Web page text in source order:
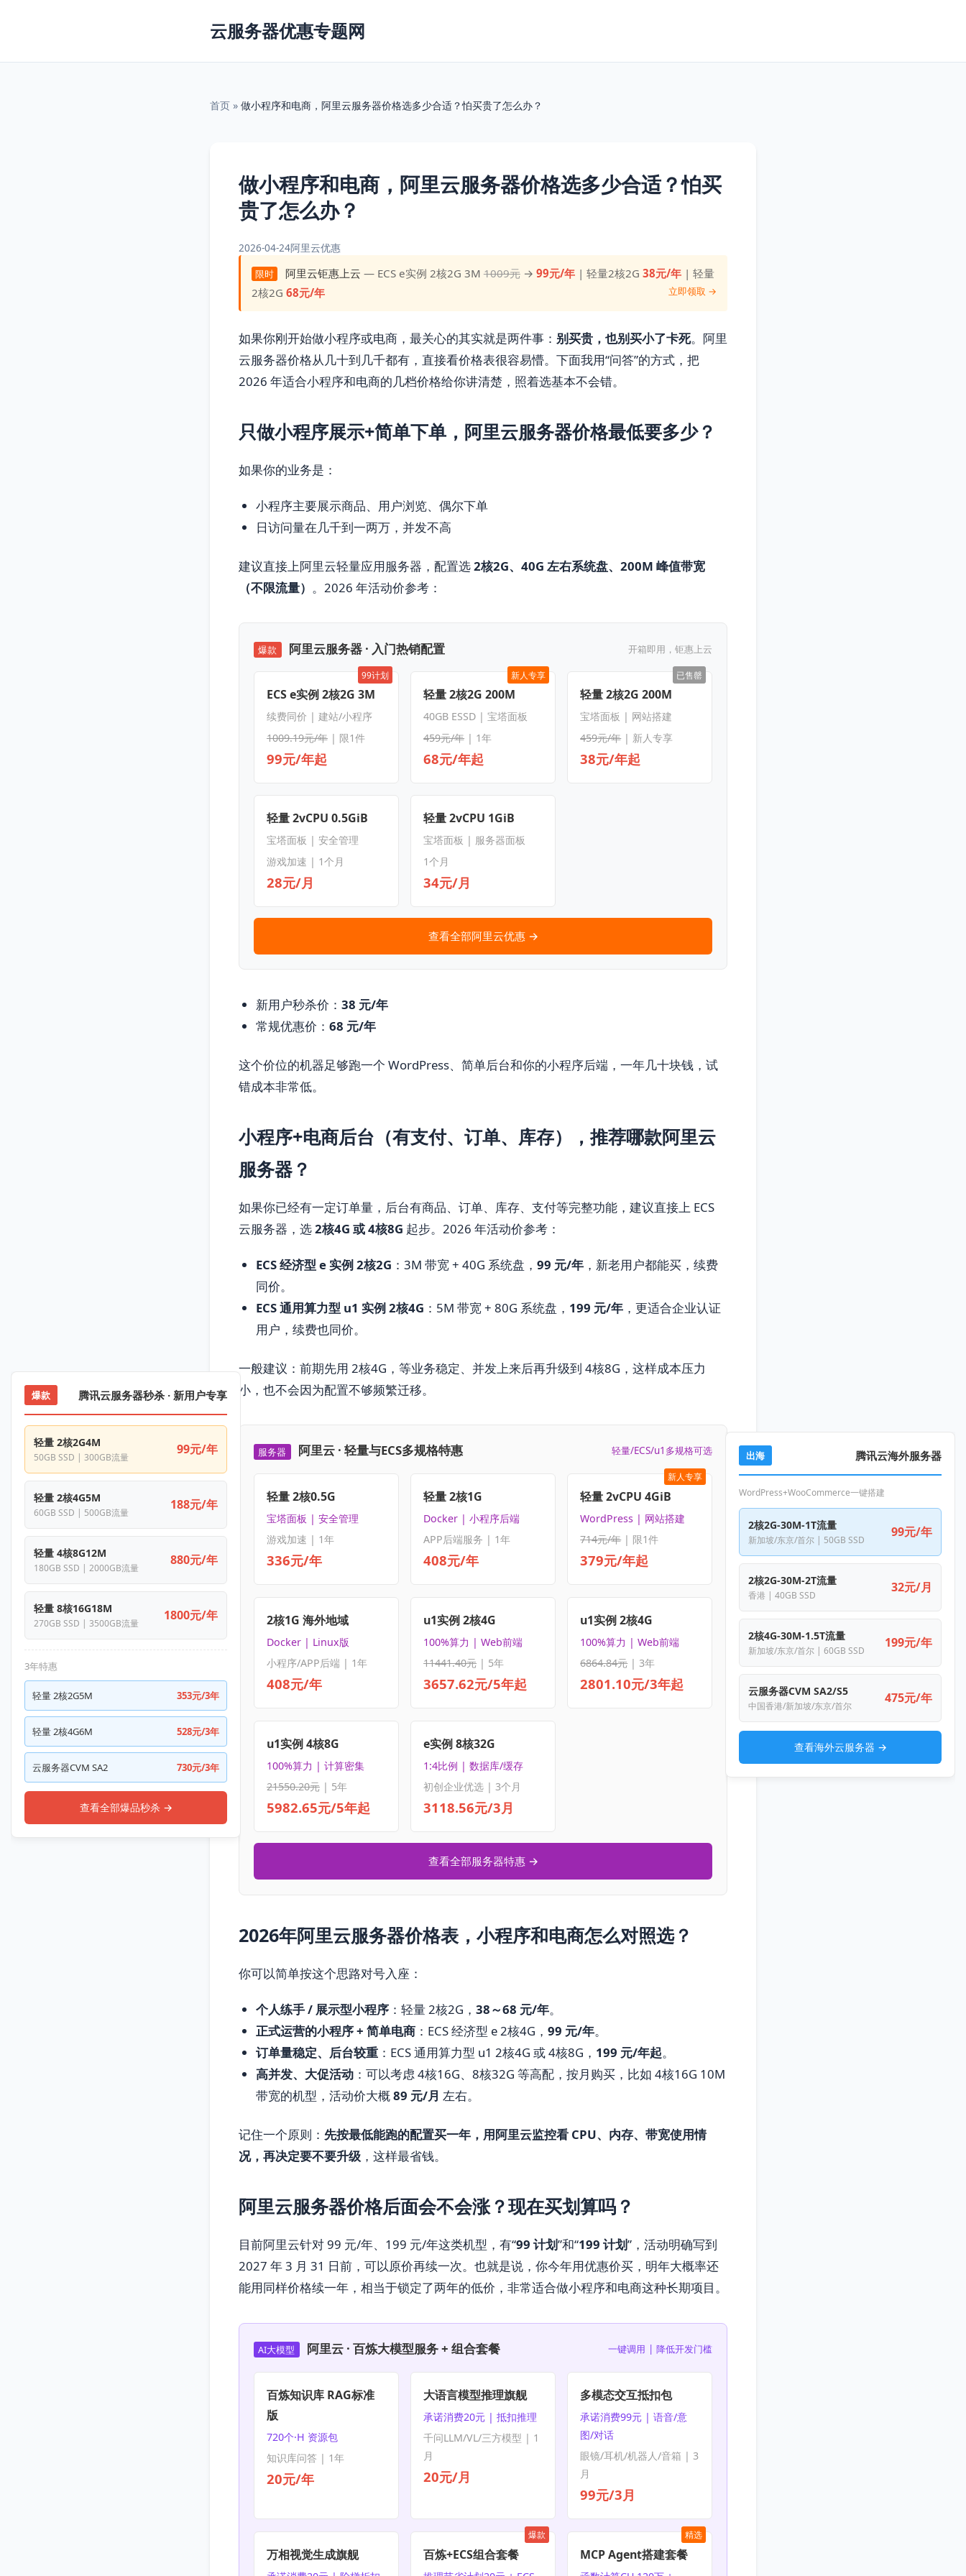
云服务器优惠专题网
首页 » 做小程序和电商，阿里云服务器价格选多少合适？怕买贵了怎么办？
做小程序和电商，阿里云服务器价格选多少合适？怕买
贵了怎么办？
2026-04-24阿里云优惠
限时 阿里云钜惠上云 — ECS e实例 2核2G 3M 1009元→ 99元/年| 轻量2核2G 38元/年| 轻量
2核2G68元/年 立即领取 →
如果你刚开始做小程序或电商，最关心的其实就是两件事： 别买贵，也别买小了卡死。阿里
云服务器价格从几十到几千都有，直接看价格表很容易懵。下面我用“问答”的方式，把
2026 年适合小程序和电商的几档价格给你讲清楚，照着选基本不会错。
只做小程序展示+简单下单，阿里云服务器价格最低要多少？
如果你的业务是：
小程序主要展示商品、用户浏览、偶尔下单
日访问量在几千到一两万，并发不高
建议直接上阿里云轻量应用服务器，配置选2核2G、40G 左右系统盘、200M 峰值带宽
（不限流量） 。2026 年活动价参考：
爆款 阿里云服务器 · 入门热销配置 开箱即用，钜惠上云
99计划
ECS e实例 2核2G 3M
续费同价 | 建站/小程序
1009.19元/年| 限1件
99元/年起
新人专享
轻量 2核2G 200M
40GB ESSD | 宝塔面板
459元/年 | 1年
68元/年起
已售罄
轻量 2核2G 200M
宝塔面板 | 网站搭建
459元/年| 新人专享
38元/年起
轻量 2vCPU 0.5GiB
宝塔面板 | 安全管理
游戏加速 | 1个月
28元/月
轻量 2vCPU 1GiB
宝塔面板 | 服务器面板
1个月
34元/月
查看全部阿里云优惠 →
新用户秒杀价： 38 元/年
常规优惠价： 68 元/年
这个价位的机器足够跑一个 WordPress、简单后台和你的小程序后端，一年几十块钱，试
错成本非常低。
小程序+电商后台（有支付、订单、库存），推荐哪款阿里云
服务器？
如果你已经有一定订单量，后台有商品、订单、库存、支付等完整功能，建议直接上 ECS
云服务器，选2核4G 或 4核8G 起步。2026 年活动价参考：
ECS 经济型 e 实例 2核2G ：3M 带宽 + 40G 系统盘， 99 元/年 ，新老用户都能买，续费
同价。
ECS 通用算力型 u1 实例 2核4G ：5M 带宽 + 80G 系统盘， 199 元/年 ，更适合企业认证
用户，续费也同价。
一般建议：前期先用 2核4G，等业务稳定、并发上来后再升级到 4核8G，这样成本压力
小，也不会因为配置不够频繁迁移。
服务器 阿里云 · 轻量与ECS多规格特惠 轻量/ECS/u1多规格可选
轻量 2核0.5G
宝塔面板 | 安全管理
游戏加速 | 1年
336元/年
轻量 2核1G
Docker | 小程序后端
APP后端服务 | 1年
408元/年
新人专享
轻量 2vCPU 4GiB
WordPress | 网站搭建
714元/年| 限1件
379元/年起
2核1G 海外地域
Docker | Linux版
小程序/APP后端 | 1年
408元/年
u1实例 2核4G
100%算力 | Web前端
11441.40元 | 5年
3657.62元/5年起
u1实例 2核4G
100%算力 | Web前端
6864.84元| 3年
2801.10元/3年起
u1实例 4核8G
100%算力 | 计算密集
21550.20元| 5年
5982.65元/5年起
e实例 8核32G
1:4比例 | 数据库/缓存
初创企业优选 | 3个月
3118.56元/3月
查看全部服务器特惠 →
2026年阿里云服务器价格表，小程序和电商怎么对照选？
你可以简单按这个思路对号入座：
个人练手 / 展示型小程序 ：轻量 2核2G， 38～68 元/年。
正式运营的小程序 + 简单电商 ：ECS 经济型 e 2核4G， 99 元/年。
订单量稳定、后台较重 ：ECS 通用算力型 u1 2核4G 或 4核8G， 199 元/年起。
高并发、大促活动 ：可以考虑 4核16G、8核32G 等高配，按月购买，比如 4核16G 10M
带宽的机型，活动价大概89 元/月 左右。
记住一个原则： 先按最低能跑的配置买一年，用阿里云监控看 CPU、内存、带宽使用情
况，再决定要不要升级 ，这样最省钱。
阿里云服务器价格后面会不会涨？现在买划算吗？
目前阿里云针对 99 元/年、199 元/年这类机型，有“99 计划”和“199 计划”，活动明确写到
2027 年 3 月 31 日前，可以原价再续一次。也就是说，你今年用优惠价买，明年大概率还
能用同样价格续一年，相当于锁定了两年的低价，非常适合做小程序和电商这种长期项目。
AI大模型 阿里云 · 百炼大模型服务 + 组合套餐 一键调用 | 降低开发门槛
百炼知识库 RAG标准
版
720个·H 资源包
知识库问答 | 1年
20元/年
大语言模型推理旗舰
承诺消费20元 | 抵扣推理
千问LLM/VL/三方模型 | 1
月
20元/月
多模态交互抵扣包
承诺消费99元 | 语音/意
图/对话
眼镜/耳机/机器人/音箱 | 3
月
99元/3月
万相视觉生成旗舰
爆款
百炼+ECS组合套餐
精选
MCP Agent搭建套餐
爆款 腾讯云服务器秒杀 · 新用户专享
轻量 2核2G4M
50GB SSD | 300GB流量
99元/年
轻量 2核4G5M
60GB SSD | 500GB流量
188元/年
轻量 4核8G12M
180GB SSD | 2000GB流量
880元/年
轻量 8核16G18M
270GB SSD | 3500GB流量
1800元/年
3年特惠
轻量 2核2G5M 353元/3年
轻量 2核4G6M 528元/3年
云服务器CVM SA2 730元/3年
查看全部爆品秒杀 →
出海 腾讯云海外服务器
WordPress+WooCommerce一键搭建
2核2G-30M-1T流量
新加坡/东京/首尔 | 50GB SSD
99元/年
2核2G-30M-2T流量
香港 | 40GB SSD
32元/月
2核4G-30M-1.5T流量
新加坡/东京/首尔 | 60GB SSD
199元/年
云服务器CVM SA2/S5
中国香港/新加坡/东京/首尔
475元/年
查看海外云服务器 →